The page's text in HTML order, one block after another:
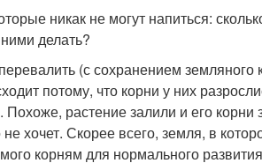
никак не могут напиться:
делать?
(с сохранением земляного
потому, что корни у них
растение залили и его корни
хочет. Скорее всего, земля, в
корням для нормального